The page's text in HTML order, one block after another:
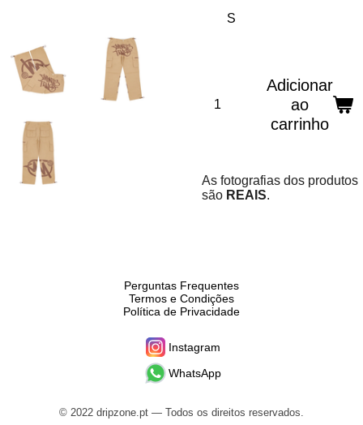
Adicionar
ao
carrinho
As fotografias dos produtos
são REAIS.
Perguntas Frequentes
Termos e Condições
Política de Privacidade
Instagram
WhatsApp
© 2022 dripzone.pt — Todos os direitos reservados.